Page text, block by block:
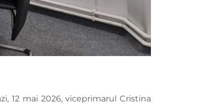
12 mai 2026, viceprimarul Cristina